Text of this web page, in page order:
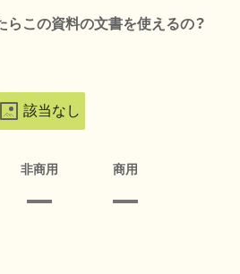
らこの資料の文書を使えるの？
該当なし
非商用 商用